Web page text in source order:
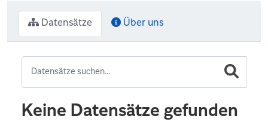
Datensätze Über uns
Keine Datensätze gefunden